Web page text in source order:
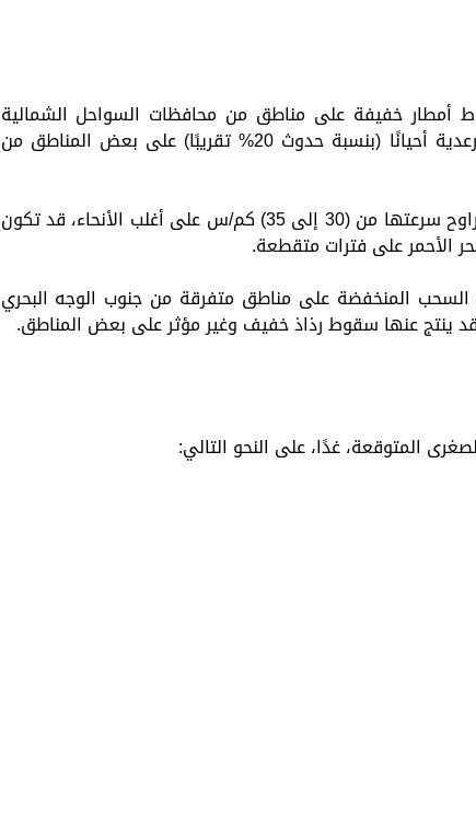
أمطار خفيفة على مناطق من محافظات السواحل الشمالية
الغربية والصحراء الغربية، قد تكون متوسطة ورعدية أحيانًا (بنسبة حدوث 20% تقريبًا) على بعض المناطق من
وأشارت إلى أنه من المتوقع نشاط رياح أحيانًا تتراوح سرعتها من (30 إلى 35) كم/س على أغلب الأنحاء، قد تكون
الأحمر على فترات متقطعة.
المنخفضة على مناطق متفرقة من جنوب الوجه البحري
ينتج عنها سقوط رذاذ خفيف وغير مؤثر على بعض المناطق.
المتوقعة، غدًا، على النحو التالي: